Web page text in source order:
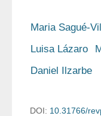
Maria Sagué-
Luisa Lázaro
Daniel Ilzarbe
DOI: 10.31766/